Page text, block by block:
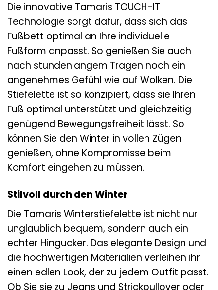
Die innovative Tamaris TOUCH-IT
Technologie sorgt dafür, dass sich das
Fußbett optimal an Ihre individuelle
Fußform anpasst. So genießen Sie auch
nach stundenlangem Tragen noch ein
angenehmes Gefühl wie auf Wolken. Die
Stiefelette ist so konzipiert, dass sie Ihren
Fuß optimal unterstützt und gleichzeitig
genügend Bewegungsfreiheit lässt. So
können Sie den Winter in vollen Zügen
genießen, ohne Kompromisse beim
Komfort eingehen zu müssen.
Stilvoll durch den Winter
Die Tamaris Winterstiefelette ist nicht nur
unglaublich bequem, sondern auch ein
echter Hingucker. Das elegante Design und
die hochwertigen Materialien verleihen ihr
einen edlen Look, der zu jedem Outfit passt.
Ob Sie sie zu Jeans und Strickpullover oder